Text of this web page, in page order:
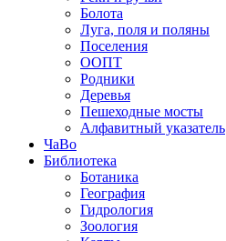
Болота
Луга, поля и поляны
Поселения
ООПТ
Родники
Деревья
Пешеходные мосты
Алфавитный указатель
ЧаВо
Библиотека
Ботаника
География
Гидрология
Зоология